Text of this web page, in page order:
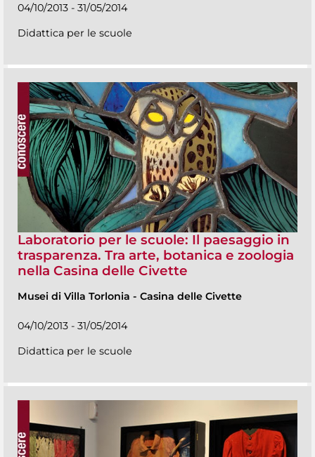
04/10/2013 - 31/05/2014
Didattica per le scuole
Laboratorio per le scuole: Il paesaggio in
trasparenza. Tra arte, botanica e zoologia
nella Casina delle Civette
Musei di Villa Torlonia - Casina delle Civette
04/10/2013 - 31/05/2014
Didattica per le scuole